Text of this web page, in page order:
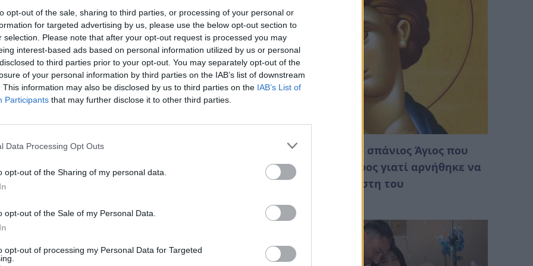
opt-out of the sale, sharing to third parties, or processing of your personal or
for targeted advertising by us, please use the below opt-out section to
selection. Please note that after your opt-out request is processed you may
interest-based ads based on personal information utilized by us or personal
to third parties prior to your opt-out. You may separately opt-out of the
of your personal information by third parties on the IAB’s list of downstream
This information may also be disclosed by us to third parties on the IAB’s List of
Participants that may further disclose it to other third parties.
Data Processing Opt Outs
opt-out of the Sharing of my personal data.
opt-out of the Sale of my Personal Data.
opt-out of processing my Personal Data for Targeted
11ηςΙανουαρίου, στον REAL FM,
και μπλε καφενεία;».
Σήμερα γιορτάζει ο σπάνιος Άγιος που
εκτελέστηκε με ξίφος γιατί αρνήθηκε να
αποκηρύξει την πίστη του